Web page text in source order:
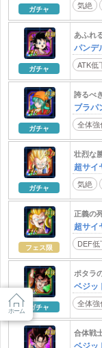
ガチャ 気絶
ガチャ
あふれ
パンデ
ATK低
ガチャ
誇るべ
ブラパ
全体強
ガチャ
壮烈な
超サイ
気絶
フェス限
正義の
超サイ
DEF低
ガチャ
ポタラ
ベジッ
全体強
合体戦
ベジッ
ホーム